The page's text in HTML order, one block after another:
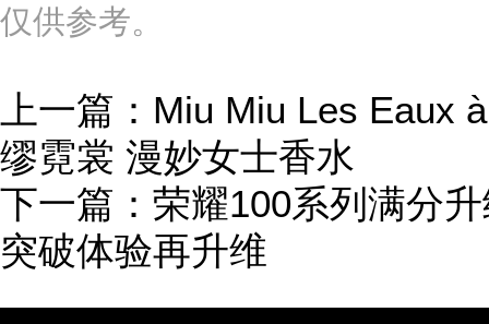
仅供参考。
上一篇： Miu Miu Les Eaux
缪霓裳 漫妙女士香水
下一篇： 荣耀100系列满分
突破体验再升维